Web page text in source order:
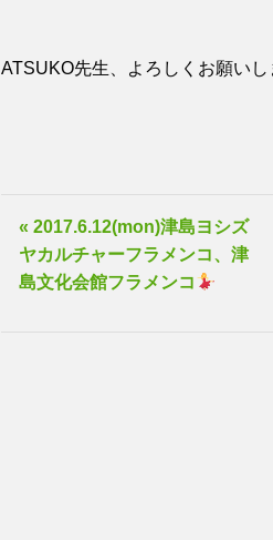
ATSUKO先生、よろしくお願いし
« 2017.6.12(mon)津島ヨシズ
ヤカルチャーフラメンコ、津
島文化会館フラメンコ